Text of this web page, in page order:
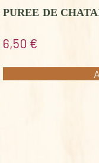
PUREE DE
6,50 €